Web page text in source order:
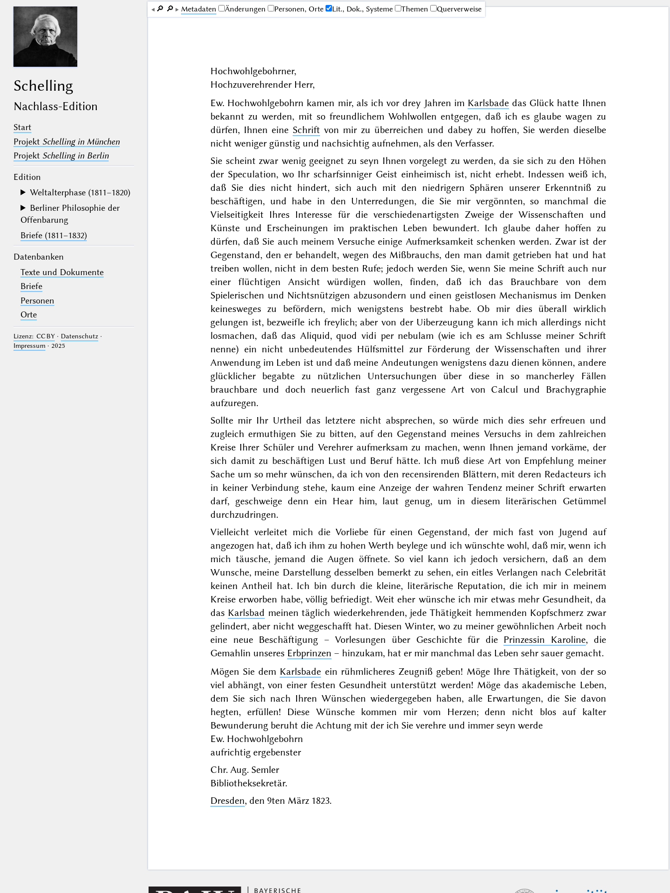
Schelling
Nachlass-Edition
Start
Projekt Schelling in München
Projekt Schelling in Berlin
Edition
Weltalterphase (1811–1820)
Berliner Philosophie der
Offenbarung
Briefe (1811–1832)
Datenbanken
Texte und Dokumente
Briefe
Personen
Orte
Lizenz: CC BY· Datenschutz·
Impressum· 2025
🔎︎ 🔎︎ Me­ta­da­ten Änderungen Personen, Orte Lit., Dok., Systeme Themen Querverweise
Hochwohlgebohrner,
Hochzuverehrender Herr,
Ew. Hochwohlgebohrn kamen mir, als ich vor drey Jahren im Karlsbadedas Glück hatte Ihnen
bekannt zu werden, mit so freundlichem Wohlwollen entgegen, daß ich es glaube wagen zu
dürfen, Ihnen eine Schrift von mir zu überreichen und dabey zu hoffen, Sie werden dieselbe
nicht weniger günstig und nachsichtig aufnehmen, als den Verfasser.
Sie scheint zwar wenig geeignet zu seyn Ihnen vorgelegt zu werden, da sie sich zu den Höhen
der Speculation, wo Ihr scharfsinniger Geist einheimisch ist, nicht erhebt. Indessen weiß ich,
daß Sie dies nicht hindert, sich auch mit den niedrigern Sphären unserer Erkenntniß zu
beschäftigen, und habe in den Unterredungen, die Sie mir vergönnten, so manchmal die
Vielseitigkeit Ihres Interesse für die verschiedenartigsten Zweige der Wissenschaften und
Künste und Erscheinungen im praktischen Leben bewundert. Ich glaube daher hoffen zu
dürfen, daß Sie auch meinem Versuche einige Aufmerksamkeit schenken werden. Zwar ist der
Gegenstand, den er behandelt, wegen des Mißbrauchs, den man damit getrieben hat und hat
treiben wollen, nicht in dem besten Rufe; jedoch werden Sie, wenn Sie meine Schrift auch nur
einer flüchtigen Ansicht würdigen wollen, finden, daß ich das Brauchbare von dem
Spielerischen und Nichtsnützigen abzusondern und einen geistlosen Mechanismus im Denken
keinesweges zu befördern, mich wenigstens bestrebt habe. Ob mir dies überall wirklich
gelungen ist, bezweifle ich freylich; aber von der Uiberzeugung kann ich mich allerdings nicht
losmachen, daß das Aliquid, quod vidi per nebulam (wie ich es am Schlusse meiner Schrift
nenne) ein nicht unbedeutendes Hülfsmittel zur Förderung der Wissenschaften und ihrer
Anwendung im Leben ist und daß meine Andeutungen wenigstens dazu dienen können, andere
glücklicher begabte zu nützlichen Untersuchungen über diese in so mancherley Fällen
brauchbare und doch neuerlich fast ganz vergessene Art von Calcul und Brachygraphie
aufzuregen.
Sollte mir Ihr Urtheil das letztere nicht absprechen, so würde mich dies sehr erfreuen und
zugleich ermuthigen Sie zu bitten, auf den Gegenstand meines Versuchs in dem zahlreichen
Kreise Ihrer Schüler und Verehrer aufmerksam zu machen, wenn Ihnen jemand vorkäme, der
sich damit zu beschäftigen Lust und Beruf hätte. Ich muß diese Art von Empfehlung meiner
Sache um so mehr wünschen, da ich von den recensirenden Blättern, mit deren Redacteurs ich
in keiner Verbindung stehe, kaum eine Anzeige der wahren Tendenz meiner Schrift erwarten
darf, geschweige denn ein Hear him, laut genug, um in diesem literärischen Getümmel
durchzudringen.
Vielleicht verleitet mich die Vorliebe für einen Gegenstand, der mich fast von Jugend auf
angezogen hat, daß ich ihm zu hohen Werth beylege und ich wünschte wohl, daß mir, wenn ich
mich täusche, jemand die Augen öffnete. So viel kann ich jedoch versichern, daß an dem
Wunsche, meine Darstellung desselben bemerkt zu sehen, ein eitles Verlangen nach Celebrität
keinen Antheil hat. Ich bin durch die kleine, literärische Reputation, die ich mir in meinem
Kreise erworben habe, völlig befriedigt. Weit eher wünsche ich mir etwas mehr Gesundheit, da
das Karlsbad meinen täglich wiederkehrenden, jede Thätigkeit hemmenden Kopfschmerz zwar
gelindert, aber nicht weggeschafft hat. Diesen Winter, wo zu meiner gewöhnlichen Arbeit noch
eine neue Beschäftigung – Vorlesungen über Geschichte für die Prinzessin Karoline, die
Gemahlin unseres Erbprinzen – hinzukam, hat er mir manchmal das Leben sehr sauer gemacht.
Mögen Sie dem Karlsbade ein rühmlicheres Zeugniß geben! Möge Ihre Thätigkeit, von der so
viel abhängt, von einer festen Gesundheit unterstützt werden! Möge das akademische Leben,
dem Sie sich nach Ihren Wünschen wiedergegeben haben, alle Erwartungen, die Sie davon
hegten, erfüllen! Diese Wünsche kommen mir vom Herzen; denn nicht blos auf kalter
Bewunderung beruht die Achtung mit der ich Sie verehre und immer seyn werde
Ew. Hochwohlgebohrn
aufrichtig ergebenster
Chr. Aug. Semler
Bibliotheksekretär.
Dresden, den 9ten März 1823.